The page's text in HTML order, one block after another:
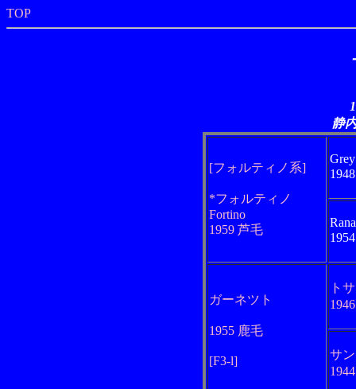
TOP
静
[フォルティノ系]
*フォルティノ
Fortino
1959 芦毛
ガーネツト
1955 鹿毛
[F3-l]
ト
サ